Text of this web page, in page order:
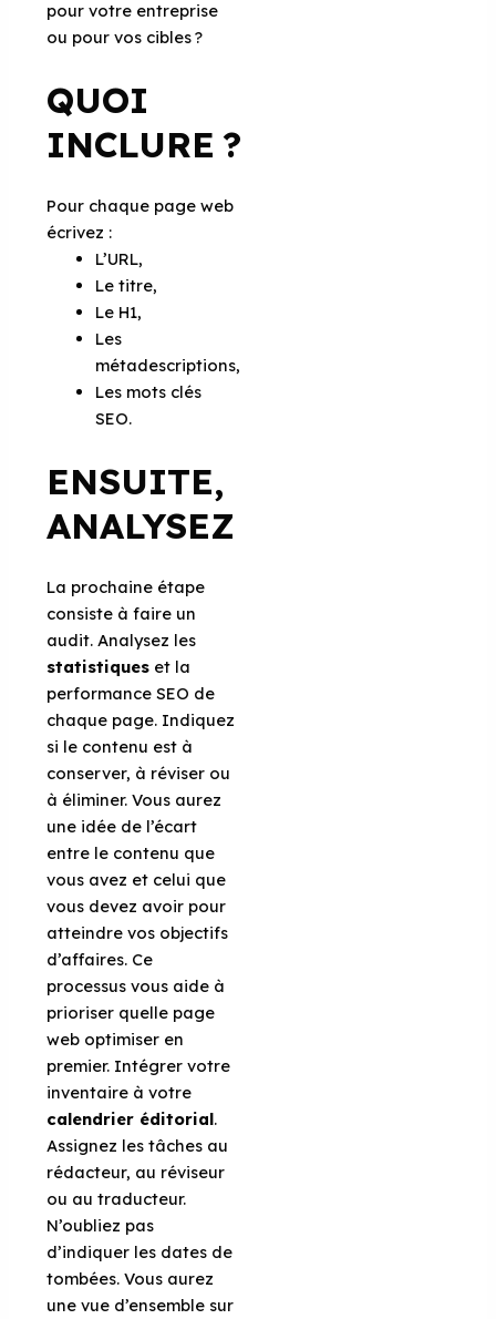
pour votre entreprise
ou pour vos cibles ?
QUOI
INCLURE ?
Pour chaque page web
écrivez :
L’URL,
Le titre,
Le H1,
Les
métadescriptions,
Les mots clés
SEO.
ENSUITE,
ANALYSEZ
La prochaine étape
consiste à faire un
audit. Analysez les
statistiques et la
performance SEO de
chaque page. Indiquez
si le contenu est à
conserver, à réviser ou
à éliminer. Vous aurez
une idée de l’écart
entre le contenu que
vous avez et celui que
vous devez avoir pour
atteindre vos objectifs
d’affaires. Ce
processus vous aide à
prioriser quelle page
web optimiser en
premier. Intégrer votre
inventaire à votre
calendrier éditorial.
Assignez les tâches au
rédacteur, au réviseur
ou au traducteur.
N’oubliez pas
d’indiquer les dates de
tombées. Vous aurez
une vue d’ensemble sur